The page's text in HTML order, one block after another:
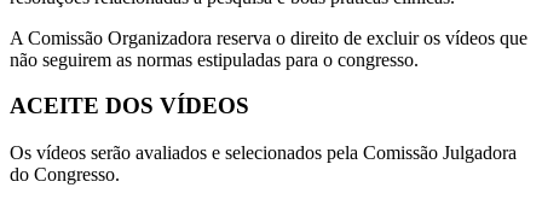
A Comissão Organizadora reserva o direito de excluir os vídeos que
não seguirem as normas estipuladas para o congresso.
ACEITE DOS VÍDEOS
Os vídeos serão avaliados e selecionados pela Comissão Julgadora
do Congresso.